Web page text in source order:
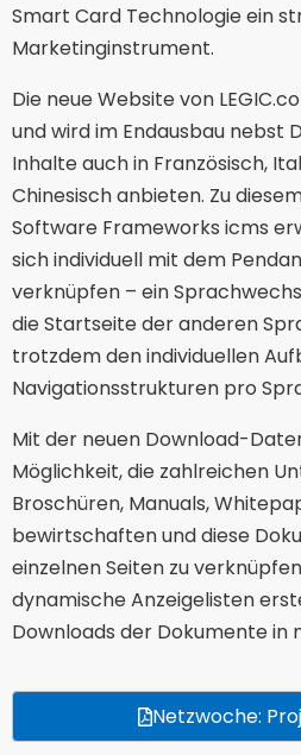
Smart Card Technologie ein
Marketinginstrument.
Die neue Website von
und wird im Endausbau nebst
Inhalte auch in Französisch,
Chinesisch anbieten. Zu
Software Frameworks icms
sich individuell mit dem
verknüpfen – ein
die Startseite der anderen
trotzdem den individuellen
Navigationsstrukturen pro
Mit der neuen Download-
Möglichkeit, die zahlreichen
Broschüren, Manuals,
bewirtschaften und diese
einzelnen Seiten zu
dynamische Anzeigelisten
Downloads der Dokumente in
Netzwoche: